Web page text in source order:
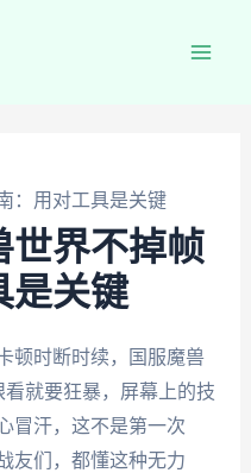
：用对工具是关键
世界不掉帧
是关键
顿时断时续，国服魔兽
就要狂暴，屏幕上的技
冒汗，这不是第一次
友们，都懂这种无力